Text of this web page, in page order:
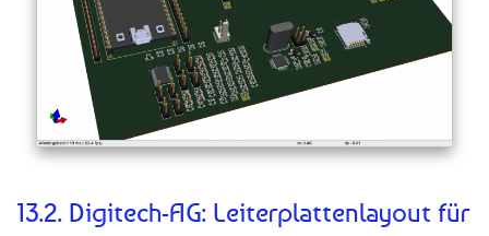
13.2. Digitech-AG: Leiterplattenlayout für